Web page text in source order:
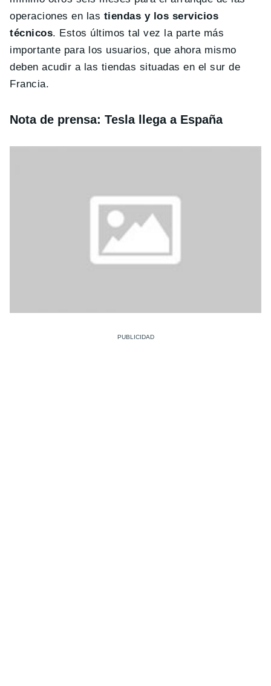
operaciones en las tiendas y los servicios
técnicos. Estos últimos tal vez la parte más
importante para los usuarios, que ahora mismo
deben acudir a las tiendas situadas en el sur de
Francia.
Nota de prensa: Tesla llega a España